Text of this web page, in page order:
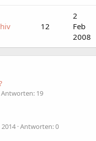
12
2
Feb
2008
Antworten: 19
Antworten: 0